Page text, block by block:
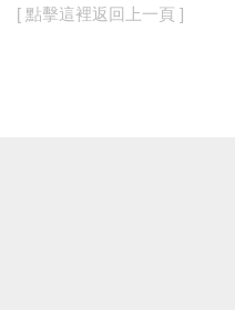
[ 點擊這裡返回上一頁 ]